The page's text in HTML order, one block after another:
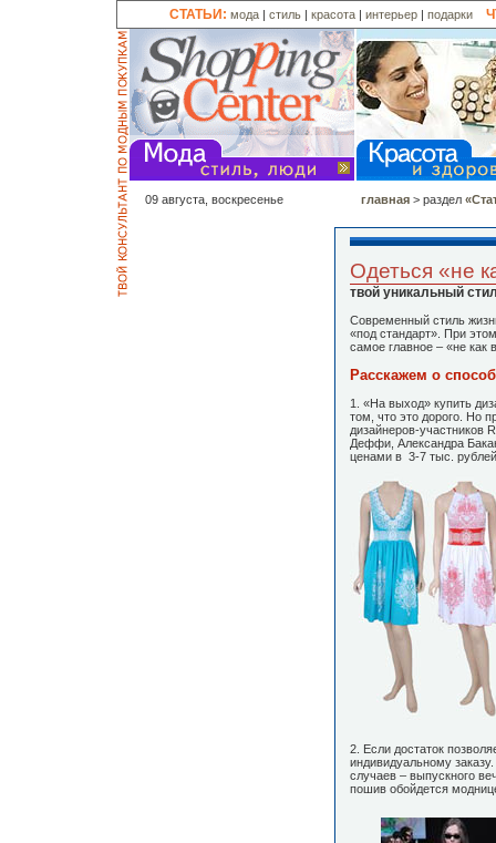
СТАТЬИ: мода | стиль | красота | интерьер | подарки
09 августа, воскресенье главная > раздел
Одеться «не
твой уникальный
Современный стиль
«под стандарт». При
самое главное – «не как
Расскажем о
1. «На выход» купить
том, что это дорого. Но
дизайнеров-участников
Деффи, Александра
ценами в 3-7 тыс.
2. Если достаток
индивидуальному
случаев – выпускного
пошив обойдется